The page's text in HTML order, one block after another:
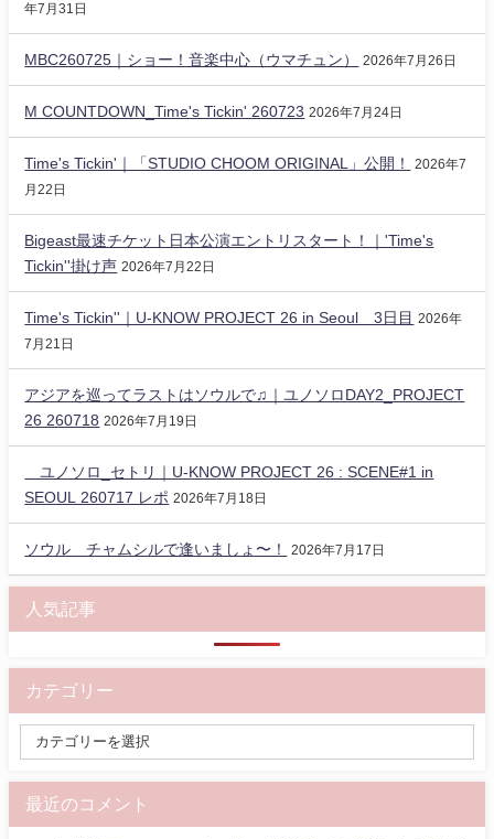
年7月31日
MBC260725｜ショー！音楽中心（ウマチュン） 2026年7月26日
M COUNTDOWN_Time's Tickin' 260723 2026年7月24日
Time's Tickin'｜「STUDIO CHOOM ORIGINAL」公開！
2026年7
月22日
Bigeast最速チケット日本公演エントリスタート！｜'Time's
Tickin''掛け声 2026年7月22日
Time's Tickin''｜U-KNOW PROJECT 26 in Seoul 3日目
2026年
7月21日
アジアを巡ってラストはソウルで♫｜ユノソロDAY2_PROJECT
26 260718 2026年7月19日
ユノソロ_セトリ｜U-KNOW PROJECT 26 : SCENE#1 in
SEOUL 260717 レポ 2026年7月18日
ソウル チャムシルで逢いましょ〜！ 2026年7月17日
人気記事
カテゴリー
最近のコメント